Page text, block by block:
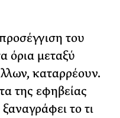
του
όρια μεταξύ
καταρρέουν.
της εφηβείας
το τι